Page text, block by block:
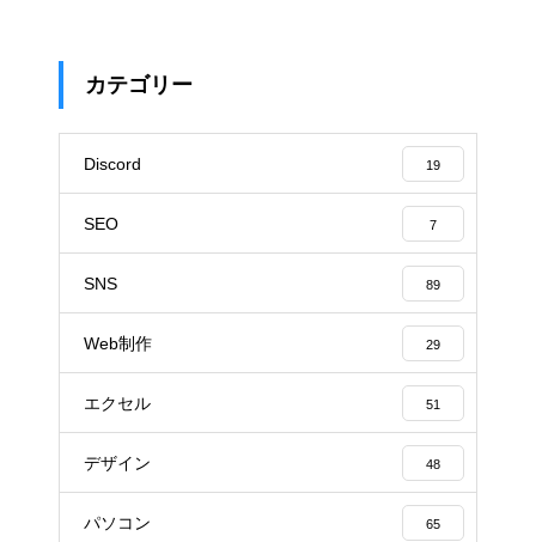
カテゴリー
Discord 19
SEO 7
SNS 89
Web制作 29
エクセル 51
デザイン 48
パソコン 65